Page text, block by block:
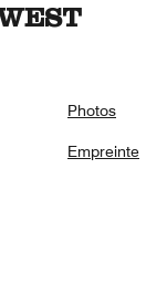
Photos
Empreinte